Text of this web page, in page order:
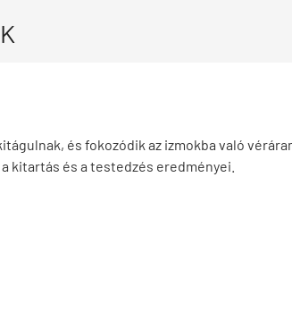
és fokozódik az izmokba való
kitartás és a testedzés eredményei.